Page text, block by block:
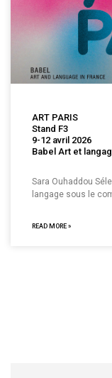
ART PARIS
Stand F3
9-12 avril 2026
Babel Art et
Sara Ouhaddou
langage sous le
READ MORE »